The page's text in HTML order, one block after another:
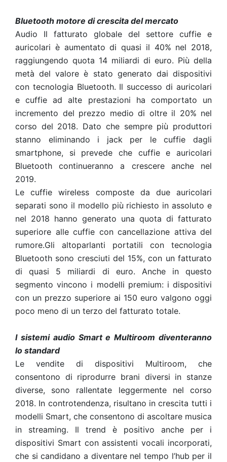
Bluetooth motore di crescita del mercato
Audio Il fatturato globale del settore cuffie e
auricolari è aumentato di quasi il 40% nel 2018,
raggiungendo quota 14 miliardi di euro. Più della
metà del valore è stato generato dai dispositivi
con tecnologia Bluetooth. Il successo di auricolari
e cuffie ad alte prestazioni ha comportato un
incremento del prezzo medio di oltre il 20% nel
corso del 2018. Dato che sempre più produttori
stanno eliminando i jack per le cuffie dagli
smartphone, si prevede che cuffie e auricolari
Bluetooth continueranno a crescere anche nel
2019.
Le cuffie wireless composte da due auricolari
separati sono il modello più richiesto in assoluto e
nel 2018 hanno generato una quota di fatturato
superiore alle cuffie con cancellazione attiva del
rumore.Gli altoparlanti portatili con tecnologia
Bluetooth sono cresciuti del 15%, con un fatturato
di quasi 5 miliardi di euro. Anche in questo
segmento vincono i modelli premium: i dispositivi
con un prezzo superiore ai 150 euro valgono oggi
poco meno di un terzo del fatturato totale.
I sistemi audio Smart e Multiroom diventeranno
lo standard
Le vendite di dispositivi Multiroom, che
consentono di riprodurre brani diversi in stanze
diverse, sono rallentate leggermente nel corso
2018. In controtendenza, risultano in crescita tutti i
modelli Smart, che consentono di ascoltare musica
in streaming. Il trend è positivo anche per i
dispositivi Smart con assistenti vocali incorporati,
che si candidano a diventare nel tempo l’hub per il